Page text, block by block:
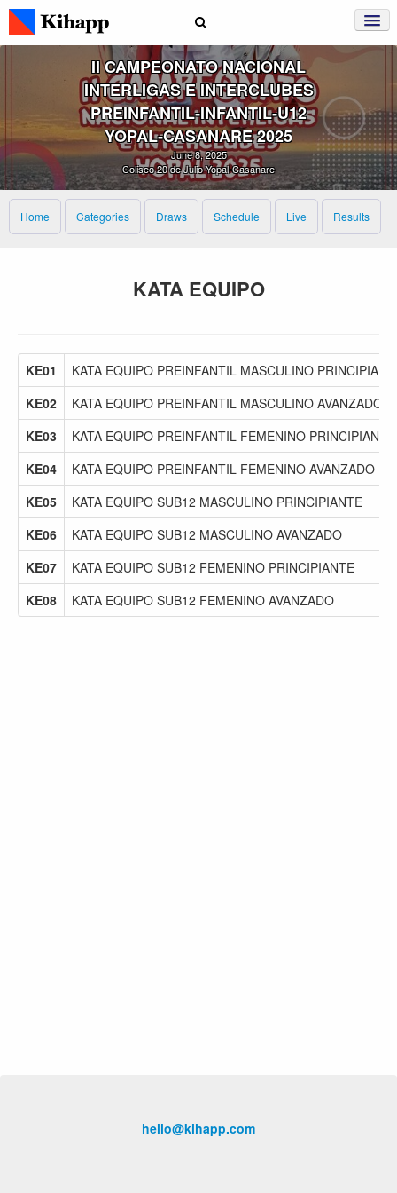
II CAMPEONATO NACIONAL
INTERLIGAS E INTERCLUBES
PREINFANTIL‑INFANTIL‑U12
YOPAL‑CASANARE 2025
June 8, 2025
Coliseo 20 de Julio Yopal-Casanare
Home Categories Draws Schedule Live Results
KATA EQUIPO
KE01
KATA EQUIPO PREINFANTIL MASCULINO
KE02
KATA EQUIPO PREINFANTIL MASCULINO AVANZADO
KE03
KATA EQUIPO PREINFANTIL FEMENINO PRINCIPIANTE
KE04
KATA EQUIPO PREINFANTIL FEMENINO AVANZADO
KE05
KATA EQUIPO SUB12 MASCULINO PRINCIPIANTE
KE06
KATA EQUIPO SUB12 MASCULINO AVANZADO
KE07
KATA EQUIPO SUB12 FEMENINO PRINCIPIANTE
KE08
KATA EQUIPO SUB12 FEMENINO AVANZADO
hello@kihapp.com